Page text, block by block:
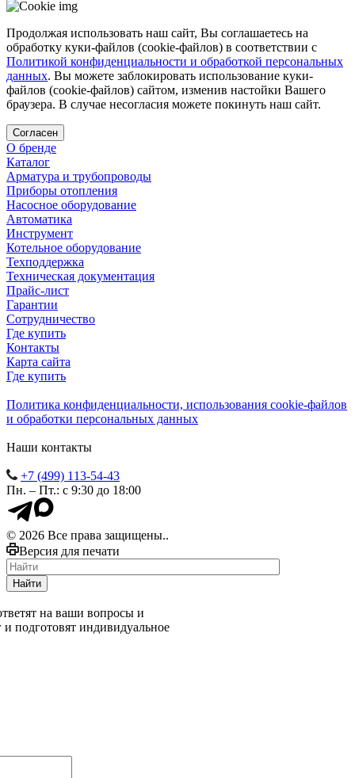
Продолжая использовать наш сайт, Вы соглашаетесь на
обработку куки-файлов (cookie-файлов) в соответствии с
Политикой конфиденциальности и обработкой персональных
данных. Вы можете заблокировать использование куки-
файлов (cookie-файлов) сайтом, изменив настойки Вашего
браузера. В случае несогласия можете покинуть наш сайт.
Согласен
О бренде
Каталог
Арматура и трубопроводы
Приборы отопления
Насосное оборудование
Автоматика
Инструмент
Котельное оборудование
Техподдержка
Техническая документация
Прайс-лист
Гарантии
Сотрудничество
Где купить
Контакты
Карта сайта
Где купить
Политика конфиденциальности, использования сookie-файлов
и обработки персональных данных
Наши контакты
+7 (499) 113-54-43
Пн. – Пт.: с 9:30 до 18:00
© 2026 Все права защищены..
Версия для печати
Найти
на ваши вопросы и
и подготовят индивидуальное